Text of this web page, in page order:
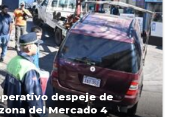
despeje de
del Mercado 4